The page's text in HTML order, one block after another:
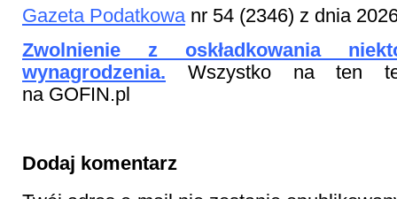
Gazeta Podatkowanr 54 (2346) z dnia
Zwolnienie z oskładkowania
wynagrodzenia. Wszystko na ten
na GOFIN.pl
Dodaj komentarz